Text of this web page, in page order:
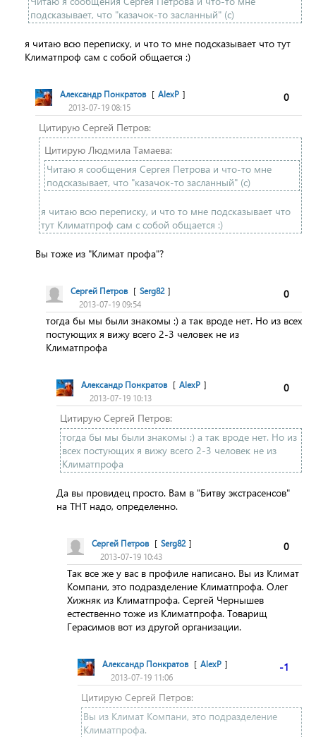
подсказывает, что "казачок-то засланный" (с)
я читаю всю переписку, и что то мне подсказывает что тут
Климатпроф сам с собой общается :)
0
Александр Понкратов [ AlexP ]
2013-07-19 08:15
Цитирую Сергей Петров:
Цитирую Людмила Тамаева:
Читаю я сообщения Сергея Петрова и что-то мне
подсказывает, что "казачок-то засланный" (с)
я читаю всю переписку, и что то мне подсказывает что
тут Климатпроф сам с собой общается :)
Вы тоже из "Климат профа"?
0
Сергей Петров [ Serg82 ]
2013-07-19 09:54
тогда бы мы были знакомы :) а так вроде нет. Но из всех
постующих я вижу всего 2-3 человек не из
Климатпрофа
0
Александр Понкратов [ AlexP ]
2013-07-19 10:13
Цитирую Сергей Петров:
тогда бы мы были знакомы :) а так вроде нет. Но из
всех постующих я вижу всего 2-3 человек не из
Климатпрофа
Да вы провидец просто. Вам в "Битву экстрасенсов"
на ТНТ надо, определенно.
0
Сергей Петров [ Serg82 ]
2013-07-19 10:43
Так все же у вас в профиле написано. Вы из Климат
Компани, это подразделение Климатпрофа. Олег
Хижняк из Климатпрофа. Сергей Чернышев
естественно тоже из Климатпрофа. Товарищ
Герасимов вот из другой организации.
-1
Александр Понкратов [ AlexP ]
2013-07-19 11:06
Цитирую Сергей Петров:
Вы из Климат Компани, это подразделение
Климатпрофа.